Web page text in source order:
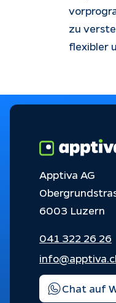
zu
flexibler
Apptiva AG
6003 Luzern
041 322 26 26
Chat auf